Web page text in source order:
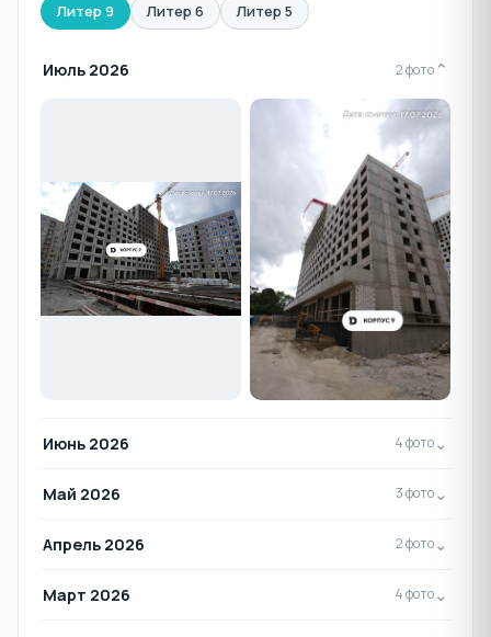
Литер 9 Литер 6 Литер 5
Июль 2026 2 фото ⌄
Июнь 2026 4 фото⌄
Май 2026 3 фото⌄
Апрель 2026 2 фото⌄
Март 2026 4 фото⌄